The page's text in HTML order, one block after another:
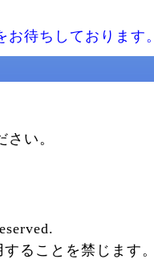
待ちしております。
い。
ることを禁じます。